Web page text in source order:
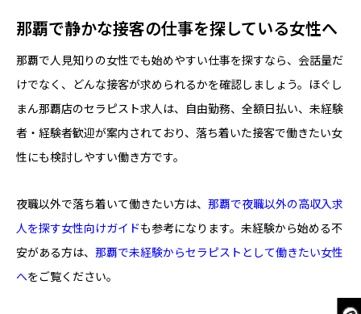
那覇で静かな接客の仕事を探している女性へ
那覇で人見知りの女性でも始めやすい仕事を探すなら、会話量だ
けでなく、どんな接客が求められるかを確認しましょう。ほぐし
まん那覇店のセラピスト求人は、自由勤務、全額日払い、未経験
者・経験者歓迎が案内されており、落ち着いた接客で働きたい女
性にも検討しやすい働き方です。
夜職以外で落ち着いて働きたい方は、 那覇で夜職以外の高収入求
人を探す女性向けガイドも参考になります。未経験から始める不
安がある方は、 那覇で未経験からセラピストとして働きたい女性
へをご覧ください。